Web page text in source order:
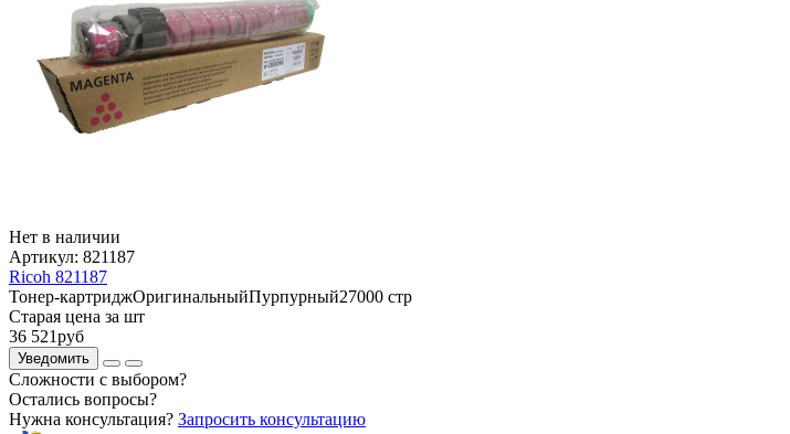
Нет в наличии
Артикул: 821187
Ricoh 821187
Тонер-картриджОригинальныйПурпурный27000 стр
Старая цена за шт
36 521руб
Уведомить
Сложности с выбором?
Остались вопросы?
Нужна консультация? Запросить консультацию